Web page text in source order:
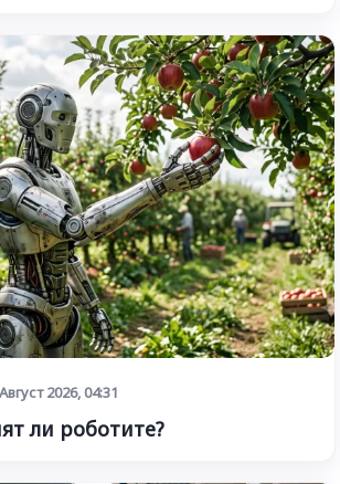
2026, 04:31
ли роботите?